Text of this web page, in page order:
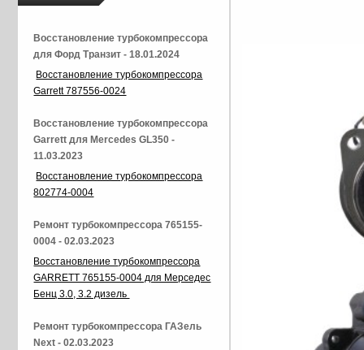
Восстановление турбокомпрессора
для Форд Транзит - 18.01.2024
Восстановление турбокомпрессора
Garrett 787556-0024
Восстановление турбокомпрессора
Garrett для Mercedes GL350 -
11.03.2023
Восстановление турбокомпрессора
802774-0004
Ремонт турбокомпрессора 765155-
0004 - 02.03.2023
Восстановление турбокомпрессора
GARRETT 765155-0004 для Мерседес
Бенц 3.0, 3.2 дизель
Ремонт турбокомпрессора ГАЗель
Next - 02.03.2023